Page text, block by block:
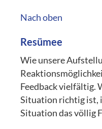
Nach oben
Resümee
Wie unsere
Feedback vielfältig.
Situation richtig ist,
Situation das völlig